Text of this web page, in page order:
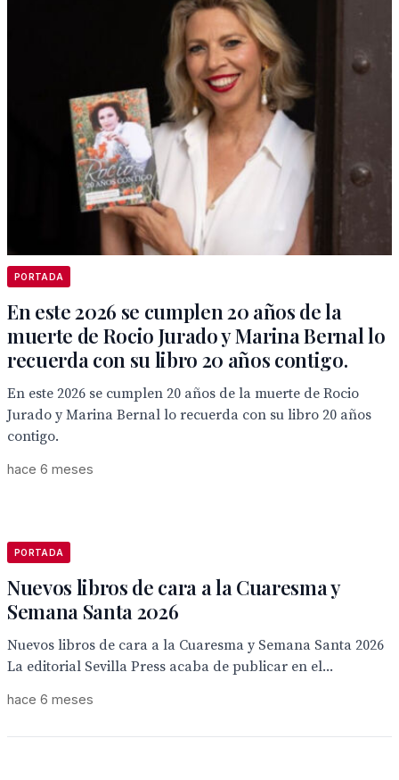
PORTADA
En este 2026 se cumplen 20 años de la
muerte de Rocio Jurado y Marina Bernal lo
recuerda con su libro 20 años contigo.
En este 2026 se cumplen 20 años de la muerte de Rocio
Jurado y Marina Bernal lo recuerda con su libro 20 años
contigo.
hace 6 meses
PORTADA
Nuevos libros de cara a la Cuaresma y
Semana Santa 2026
Nuevos libros de cara a la Cuaresma y Semana Santa 2026
La editorial Sevilla Press acaba de publicar en el...
hace 6 meses